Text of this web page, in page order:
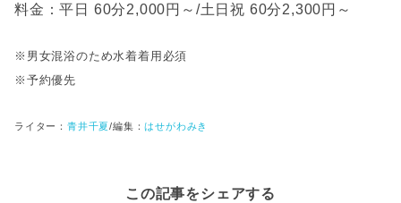
料金：平日 60分2,000円～/土日祝 60分2,300円～
※男女混浴のため水着着用必須
※予約優先
ライター： 青井千夏/編集：はせがわみき
この記事をシェアする